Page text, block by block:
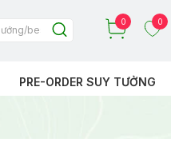
0 0
PRE-ORDER SUY TƯỞNG